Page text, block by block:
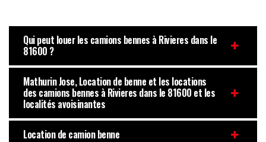
Qui peut louer les camions bennes à Rivieres dans le
81600 ?
Mathurin Jose, Location de benne et les locations
des camions bennes à Rivieres dans le 81600 et les
localités avoisinantes
Location de camion benne